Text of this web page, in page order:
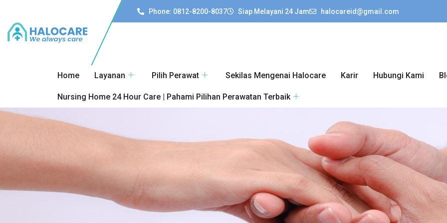
Phone: 0812-8200-8037 Siap Melayani 24 Jam halocareid@gmail.com
Home Layanan Pilih Perawat Sekilas Mengenai Halocare Karir Hubungi Kami
Nursing Home 24 Hour Care | Pahami Pilihan Perawatan Terbaik